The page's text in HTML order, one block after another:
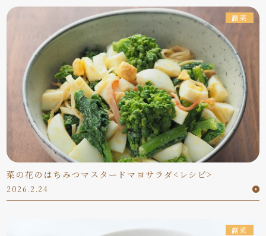
副菜
菜の花のはちみつマスタードマヨサラダ<レシピ>
2026.2.24
副菜